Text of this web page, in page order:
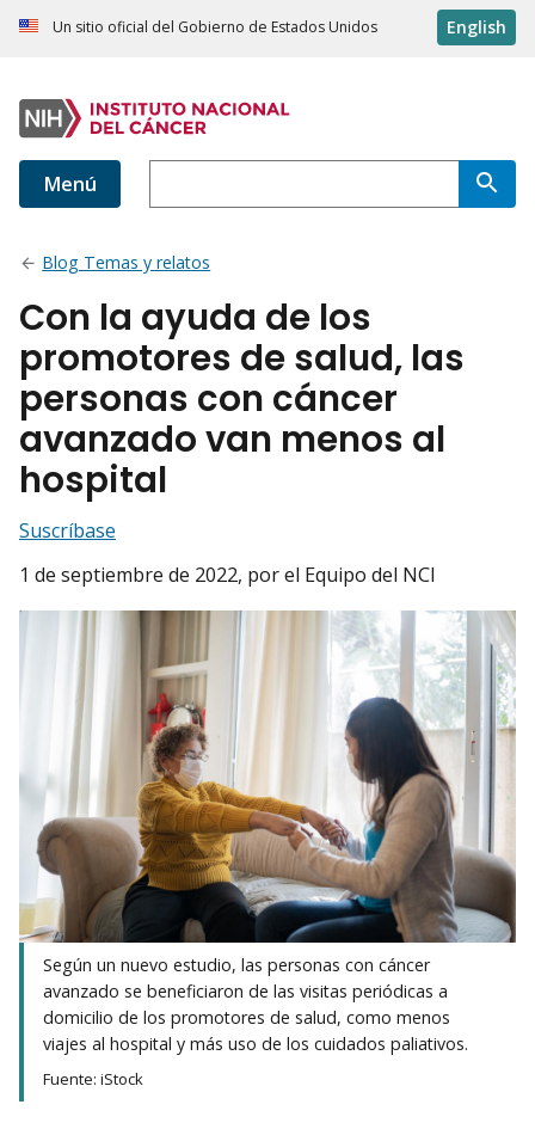
Un sitio oficial del Gobierno de Estados Unidos English
Menú
Blog Temas y relatos
Con la ayuda de los
promotores de salud, las
personas con cáncer
avanzado van menos al
hospital
Suscríbase
1 de septiembre de 2022, por el Equipo del NCI
Según un nuevo estudio, las personas con cáncer
avanzado se beneficiaron de las visitas periódicas a
domicilio de los promotores de salud, como menos
viajes al hospital y más uso de los cuidados paliativos.
Fuente: iStock